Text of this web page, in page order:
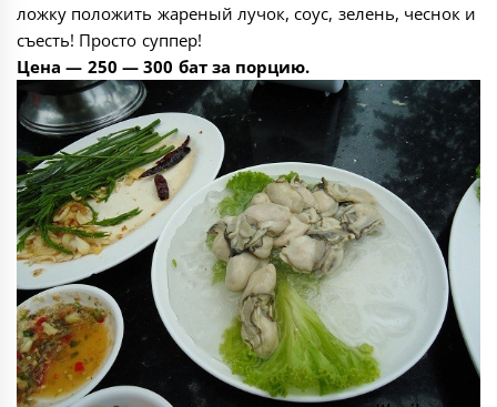
ложку положить жареный лучок, соус, зелень, чеснок и
съесть! Просто суппер!
Цена — 250 — 300 бат за порцию.